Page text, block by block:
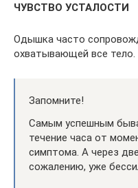
ЧУВСТВО УСТАЛОСТИ
Одышка часто
охватывающей все тело.
Запомните!
Самым успешным
течение часа от
симптома. А через
сожалению, уже